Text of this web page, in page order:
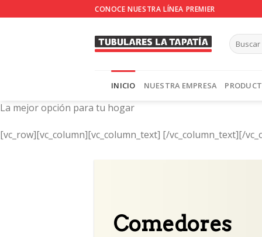
to
CONOCE NUESTRA LÍNEA PREMIER
INICIO NUESTRA EMPRESA
La mejor opción para tu hogar
[vc_row][vc_column][vc_column_text] [/vc_column_text][/
Comedores